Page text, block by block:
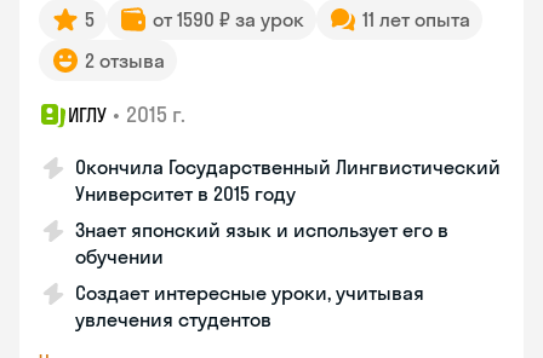
5 от 1590 ₽ за урок
11 лет опыта
2 отзыва
ИГЛУ • 2015 г.
Окончила Государственный Лингвистический
Университет в 2015 году
Знает японский язык и использует его в
обучении
Создает интересные уроки, учитывая
увлечения студентов